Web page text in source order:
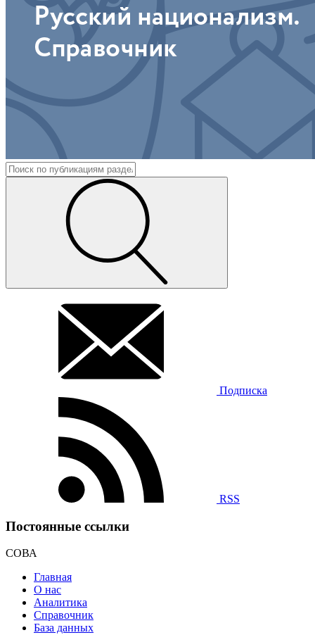
Подписка
RSS
Постоянные ссылки
СОВА
Главная
О нас
Аналитика
Справочник
База данных